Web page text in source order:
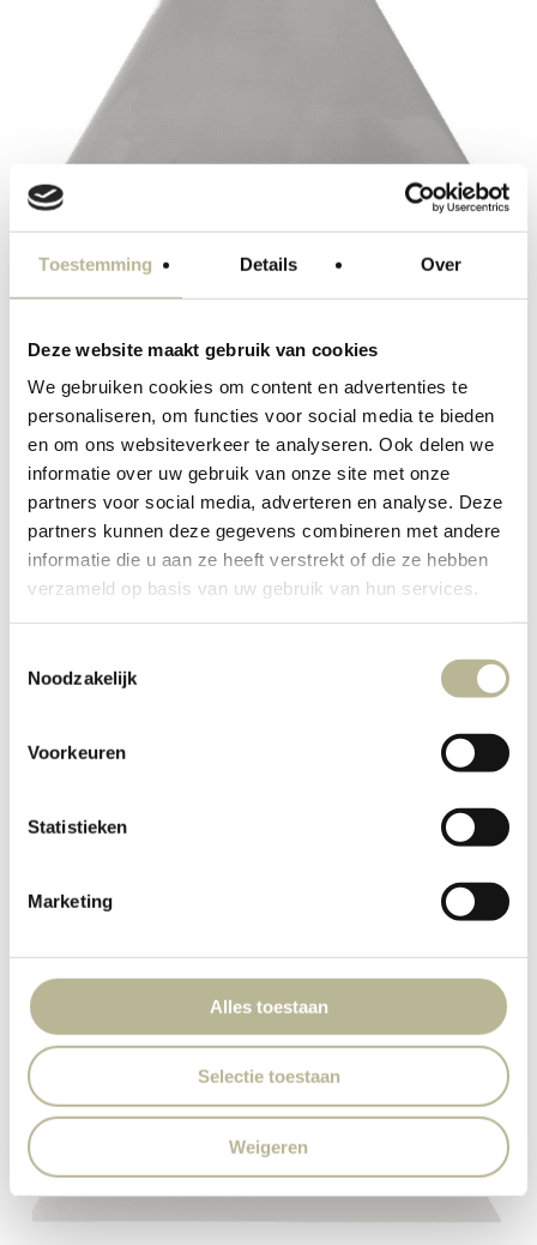
Toestemming Details Over
Deze website maakt gebruik van cookies
We gebruiken cookies om content en advertenties te
personaliseren, om functies voor social media te bieden
en om ons websiteverkeer te analyseren. Ook delen we
informatie over uw gebruik van onze site met onze
partners voor social media, adverteren en analyse. Deze
partners kunnen deze gegevens combineren met andere
informatie die u aan ze heeft verstrekt of die ze hebben
verzameld op basis van uw gebruik van hun services.
Noodzakelijk
Voorkeuren
Statistieken
Marketing
Alles toestaan
Selectie toestaan
Weigeren